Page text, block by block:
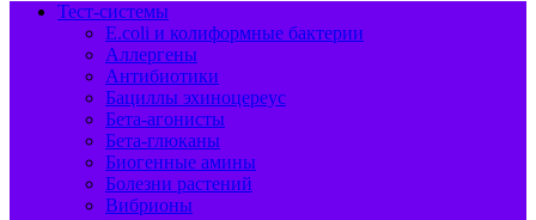
Тест-системы
E.coli и колиформные бактерии
Аллергены
Антибиотики
Бациллы эхиноцереус
Бета-агонисты
Бета-глюканы
Биогенные амины
Болезни растений
Вибрионы